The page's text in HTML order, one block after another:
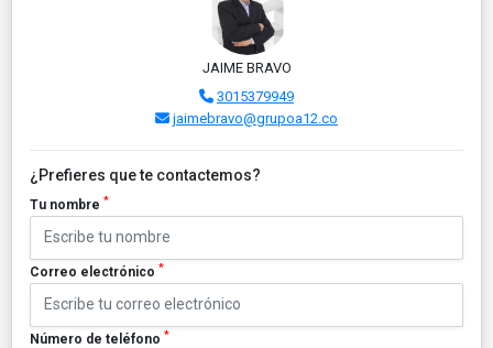
JAIME BRAVO
3015379949
jaimebravo@grupoa12.co
¿Prefieres que te contactemos?
Tu nombre *
Correo electrónico *
Número de teléfono *